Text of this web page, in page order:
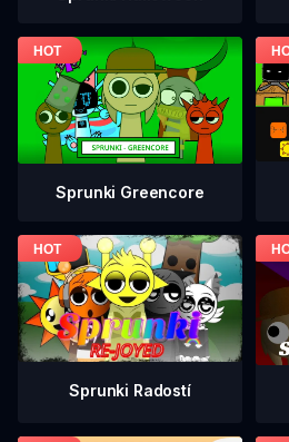
Sprunki Greencore
Sprunki Radostí